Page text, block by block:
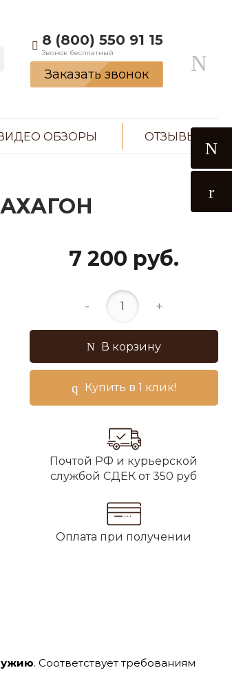
8 (800) 550 91 15
Звонок бесплатный
Заказать звонок
ОБЗОРЫ ОТЗЫВЫ
7 200 руб.
- +
В корзину
Купить в 1 клик!
Почтой РФ и курьерской
службой СДЕК от 350 руб
Оплата при получении
. Соответствует требованиям